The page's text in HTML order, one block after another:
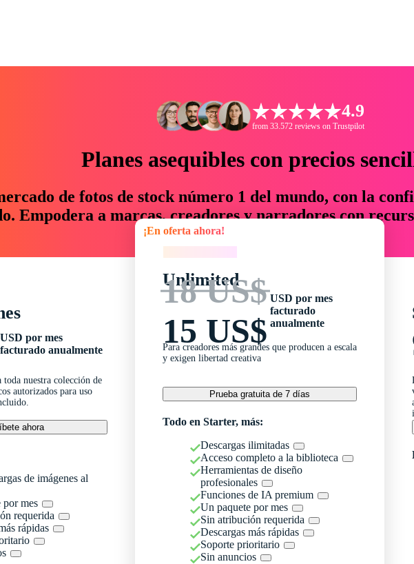
4.9
from 33.572 reviews on Trustpilot
Planes asequibles con precios
de fotos de stock número 1 del mundo, con la
Empodera a marcas, creadores y narradores con
un 76 % en tiempo y presupuesto.
USD por mes
facturado anualmente
toda nuestra colección de
autorizados para uso
ahora
de imágenes al
por mes
requerida
rápidas
¡En oferta ahora!
Unlimited
18 US$
15 US$
USD por mes
facturado
anualmente
Para creadores más grandes que producen a escala
y exigen libertad creativa
Prueba gratuita de 7 días
Todo en Starter, más:
Descargas ilimitadas
Acceso completo a la biblioteca
Herramientas de diseño
profesionales
Funciones de IA premium
Un paquete por mes
Sin atribución requerida
Descargas más rápidas
Soporte prioritario
Sin anuncios